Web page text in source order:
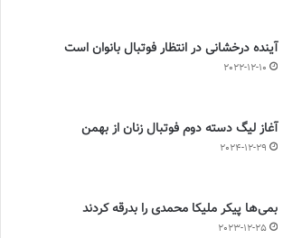
آینده درخشانی در انتظار فوتبال بانوان است
2022-12-10
آغاز لیگ دسته دوم فوتبال زنان از بهمن
2024-12-29
بمی‌ها پیکر ملیکا محمدی را بدرقه کردند
2023-12-25